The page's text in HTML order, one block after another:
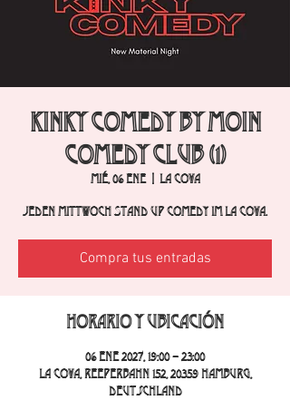
Kinky Comedy by Moin
Comedy Club (1)
mié, 06 ene
  |
La Cova
Jeden Mittwoch Stand Up Comedy im La Cova.
Compra tus entradas
Horario y ubicación
06 ene 2027, 19:00 – 23:00
La Cova, Reeperbahn 152, 20359 Hamburg,
Deutschland